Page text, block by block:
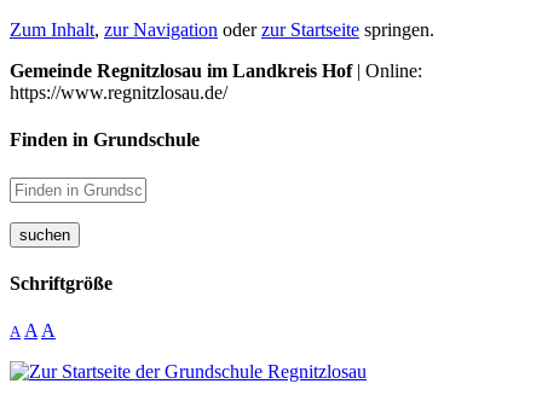
Zum Inhalt, zur Navigation oderzur Startseite springen.
Gemeinde Regnitzlosau im Landkreis Hof| Online:
https://www.regnitzlosau.de/
Finden in Grundschule
suchen
Schriftgröße
A A A